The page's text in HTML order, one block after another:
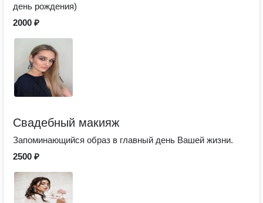
день рождения)
2000 ₽
Свадебный макияж
Запоминающийся образ в главный день Вашей жизни.
2500 ₽